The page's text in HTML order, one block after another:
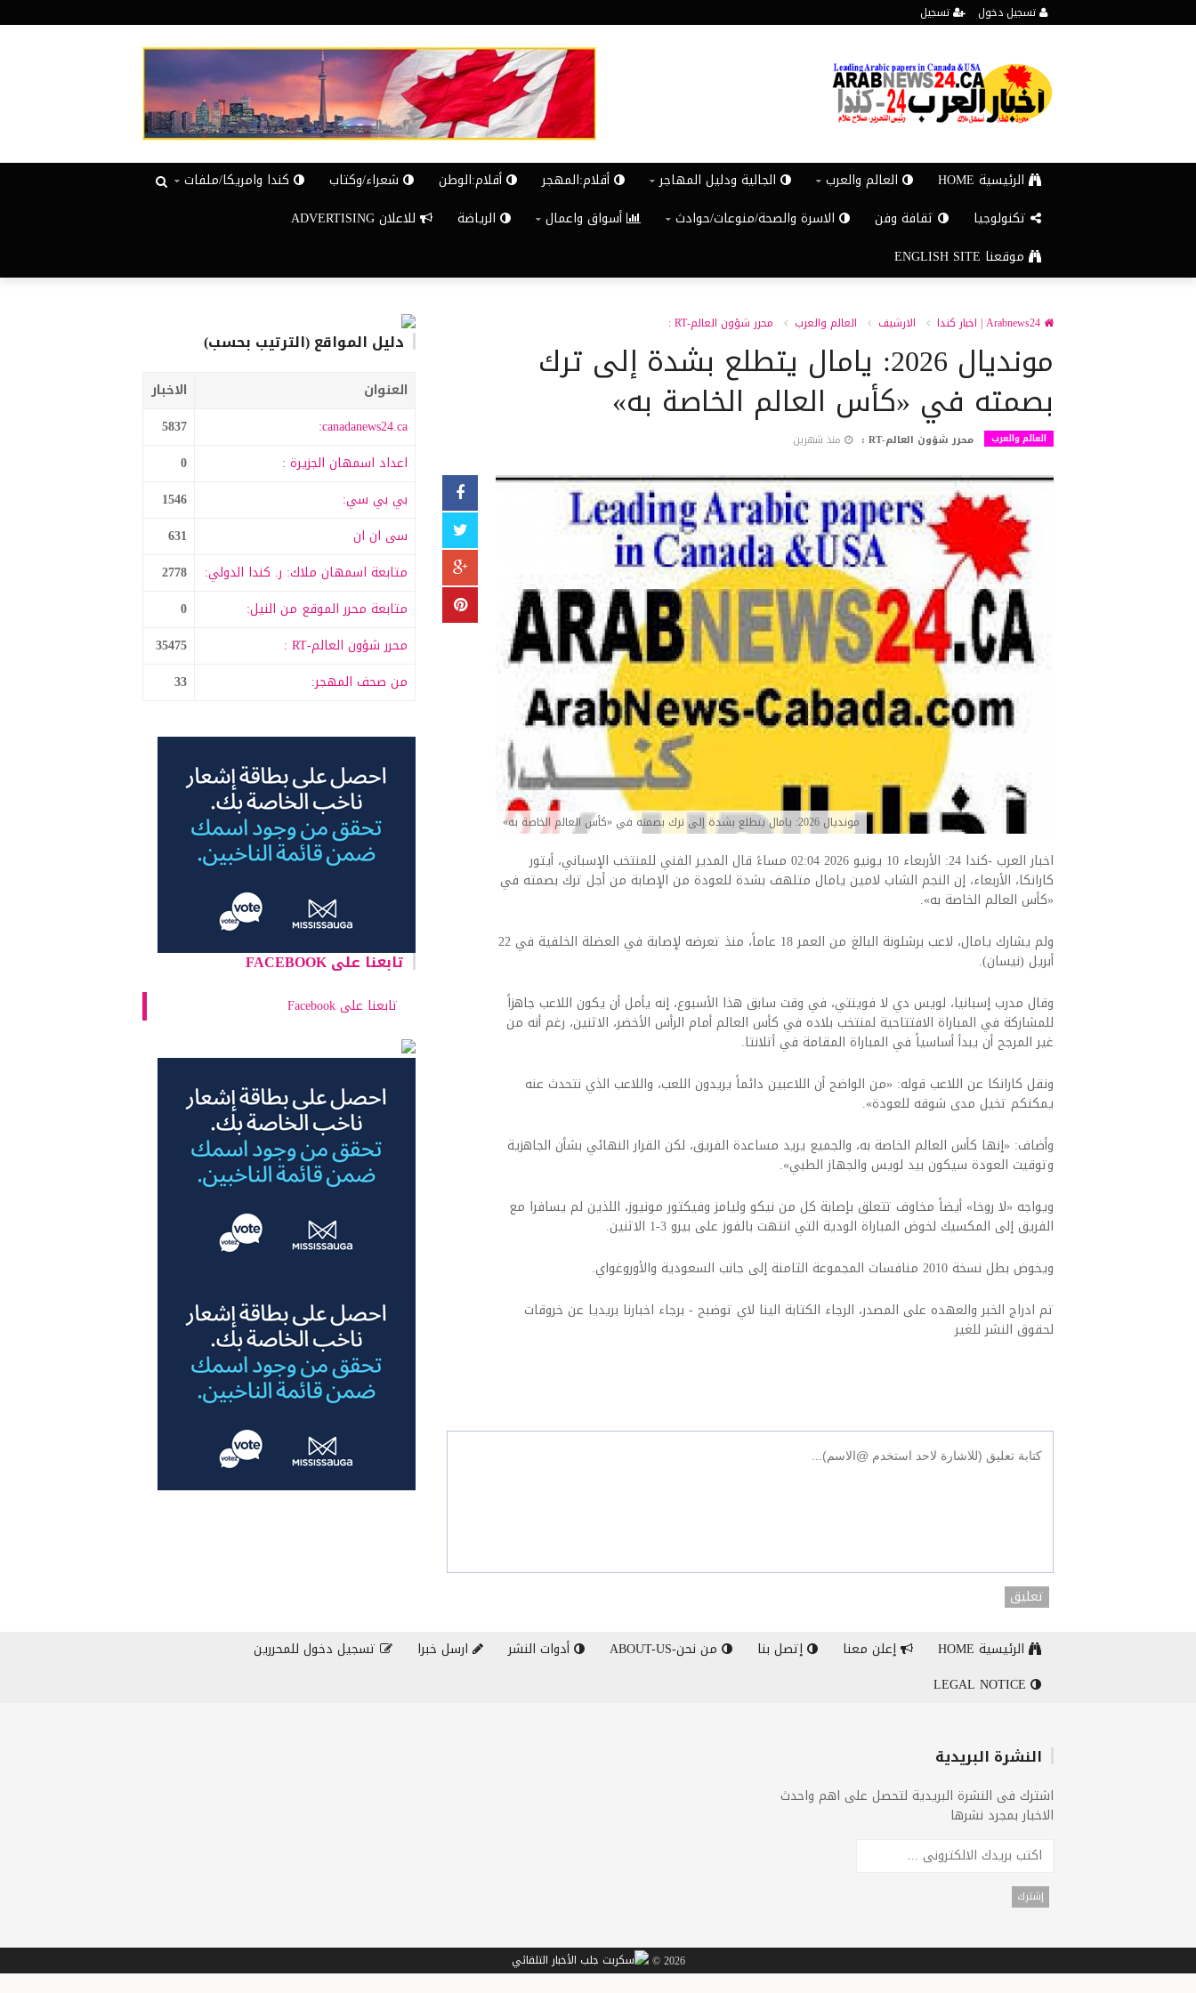
تسجيل دخول تسجيل
الرئيسية HOME العالم والعرب الجالية ودليل المهاجر أقلام:المهجر أقلام:الوطن شعراء/وكتاب
كندا وامريكا/ملفات
تكنولوجيا
ثقافة وفن الاسرة والصحة/منوعات/حوادث أسواق واعمال الرياضة
للاعلان ADVERTISING
موقعنا ENGLISH SITE
دليل المواقع (الترتيب بحسب)
العنوان
الاخبار
canadanews24.ca:
5837
اعداد اسمهان الجزيرة :
0
بي بي سي:
1546
سى ان ان
631
متابعة اسمهان ملاك: ر. كندا الدولي:
2778
متابعة محرر الموقع من النيل:
0
محرر شؤون العالم-RT :
35475
من صحف المهجر:
33
تابعنا على FACEBOOK
تابعنا على Facebook
الارشيف العالم والعرب محرر شؤون العالم-RT :
مونديال 2026: يامال يتطلع بشدة إلى ترك
بصمته في «كأس العالم الخاصة به»
العالم والعرب محرر شؤون العالم-RT : منذ شهرين
مونديال 2026: يامال يتطلع بشدة إلى ترك بصمته في «كأس العالم الخاصة به»
اخبار العرب -كندا 24: الأربعاء 10 يونيو 2026 02:04 مساءً قال المدير الفني للمنتخب الإسباني، أيتور
كارانكا، الأربعاء، إن النجم الشاب لامين يامال متلهف بشدة للعودة من الإصابة من أجل ترك بصمته في
«كأس العالم الخاصة به».
ولم يشارك يامال، لاعب برشلونة البالغ من العمر 18 عاماً، منذ تعرضه لإصابة في العضلة الخلفية في 22
أبريل (نيسان).
وقال مدرب إسبانيا، لويس دي لا فوينتي، في وقت سابق هذا الأسبوع، إنه يأمل أن يكون اللاعب جاهزاً
للمشاركة في المباراة الافتتاحية لمنتخب بلاده في كأس العالم أمام الرأس الأخضر، الاثنين، رغم أنه من
غير المرجح أن يبدأ أساسياً في المباراة المقامة في أتلانتا.
ونقل كارانكا عن اللاعب قوله: «من الواضح أن اللاعبين دائماً يريدون اللعب، واللاعب الذي نتحدث عنه
يمكنكم تخيل مدى شوقه للعودة».
وأضاف: «إنها كأس العالم الخاصة به، والجميع يريد مساعدة الفريق، لكن القرار النهائي بشأن الجاهزية
وتوقيت العودة سيكون بيد لويس والجهاز الطبي».
ويواجه «لا روخا» أيضاً مخاوف تتعلق بإصابة كل من نيكو وليامز وفيكتور مونيوز، اللذين لم يسافرا مع
الفريق إلى المكسيك لخوض المباراة الودية التي انتهت بالفوز على بيرو 3-1 الاثنين.
ويخوض بطل نسخة 2010 منافسات المجموعة الثامنة إلى جانب السعودية والأوروغواي.
تم ادراج الخبر والعهده على المصدر، الرجاء الكتابة الينا لاي توضبح - برجاء اخبارنا بريديا عن خروقات
لحقوق النشر للغير
تعليق
الرئيسية HOME إعلن معنا إتصل بنا من نحن-ABOUT-US أدوات النشر ارسل خبرا
تسجيل دخول للمحررين
النشرة البريدية
اشترك فى النشرة البريدية لتحصل على اهم واحدث
الاخبار بمجرد نشرها
2026 ©